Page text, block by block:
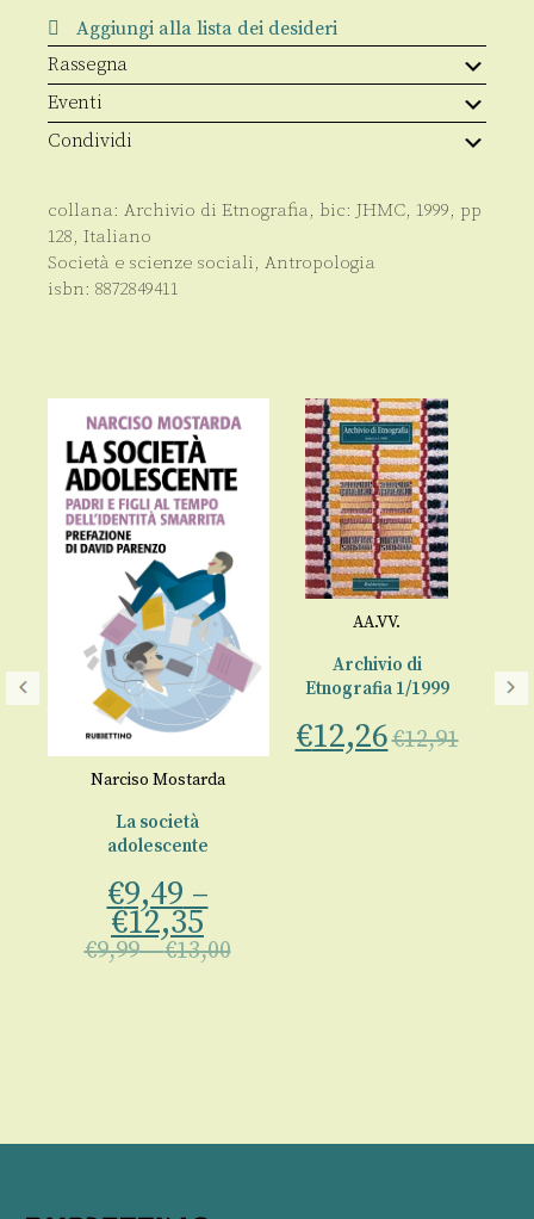
quantità
Aggiungi alla lista dei desideri
Rassegna
Eventi
Condividi
collana: Archivio di Etnografia, bic: JHMC, 1999, pp
128, Italiano
Società e scienze sociali, Antropologia
isbn: 8872849411
Narciso Mostarda
La società
adolescente
€9,49 –
€12,35
€9,99–€13,00
AA.VV.
Archivio di
Etnografia 1/1999
€12,26€12,91